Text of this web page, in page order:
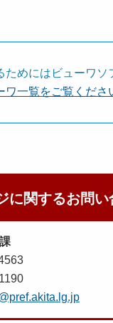
ためにはビューワソ
一覧をご覧くださ
に関するお問い